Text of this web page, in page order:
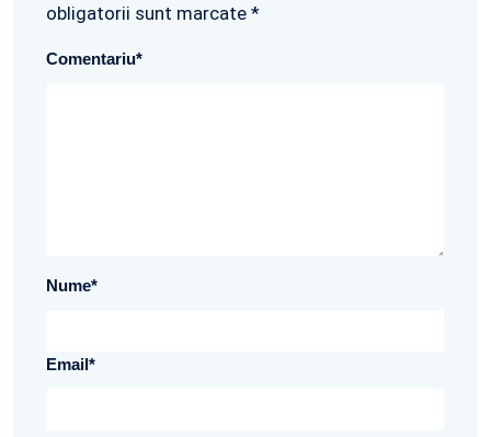
obligatorii sunt marcate *
Comentariu*
Nume*
Email*